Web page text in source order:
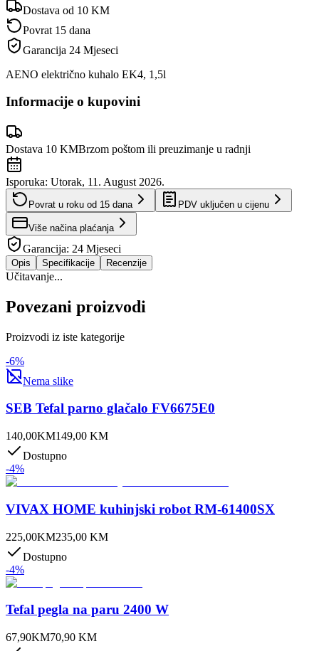
Dostava od 10 KM
Povrat 15 dana
Garancija 24 Mjeseci
AENO električno kuhalo EK4, 1,5l
Informacije o kupovini
Dostava 10 KMBrzom poštom ili preuzimanje u radnji
Isporuka: Utorak, 11. August 2026.
Povrat u roku od 15 dana PDV uključen u cijenu
Više načina plaćanja
Garancija: 24 Mjeseci
Opis Specifikacije Recenzije
Učitavanje...
Povezani proizvodi
Proizvodi iz iste kategorije
-6%
Nema slike
SEB Tefal parno glačalo FV6675E0
140,00KM149,00 KM
Dostupno
-4%
VIVAX HOME kuhinjski robot RM-61400SX
225,00KM235,00 KM
Dostupno
-4%
Tefal pegla na paru 2400 W
67,90KM70,90 KM